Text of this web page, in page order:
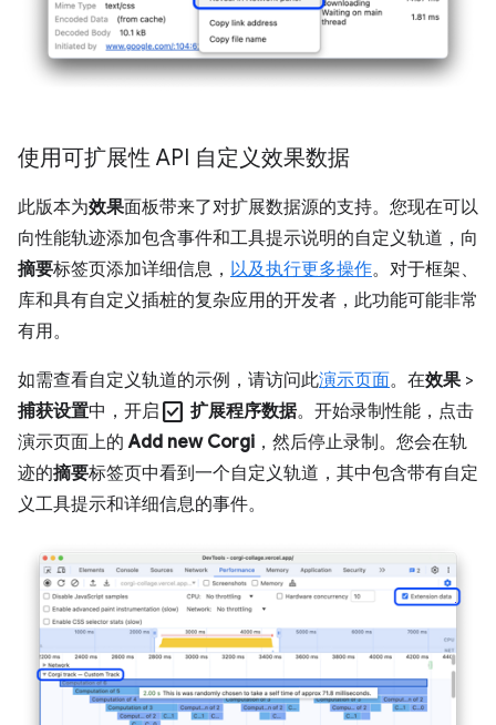
使用可扩展性 API 自定义效果数据
此版本为效果面板带来了对扩展数据源的支持。您现在可以
向性能轨迹添加包含事件和工具提示说明的自定义轨道，向
摘要标签页添加详细信息， 以及执行更多操作。对于框架、
库和具有自定义插桩的复杂应用的开发者，此功能可能非常
有用。
如需查看自定义轨道的示例，请访问此演示页面。在效果 >
捕获设置中，开启 check_box 扩展程序数据。开始录制性能，点击
演示页面上的Add new Corgi ，然后停止录制。您会在轨
迹的摘要标签页中看到一个自定义轨道，其中包含带有自定
义工具提示和详细信息的事件。